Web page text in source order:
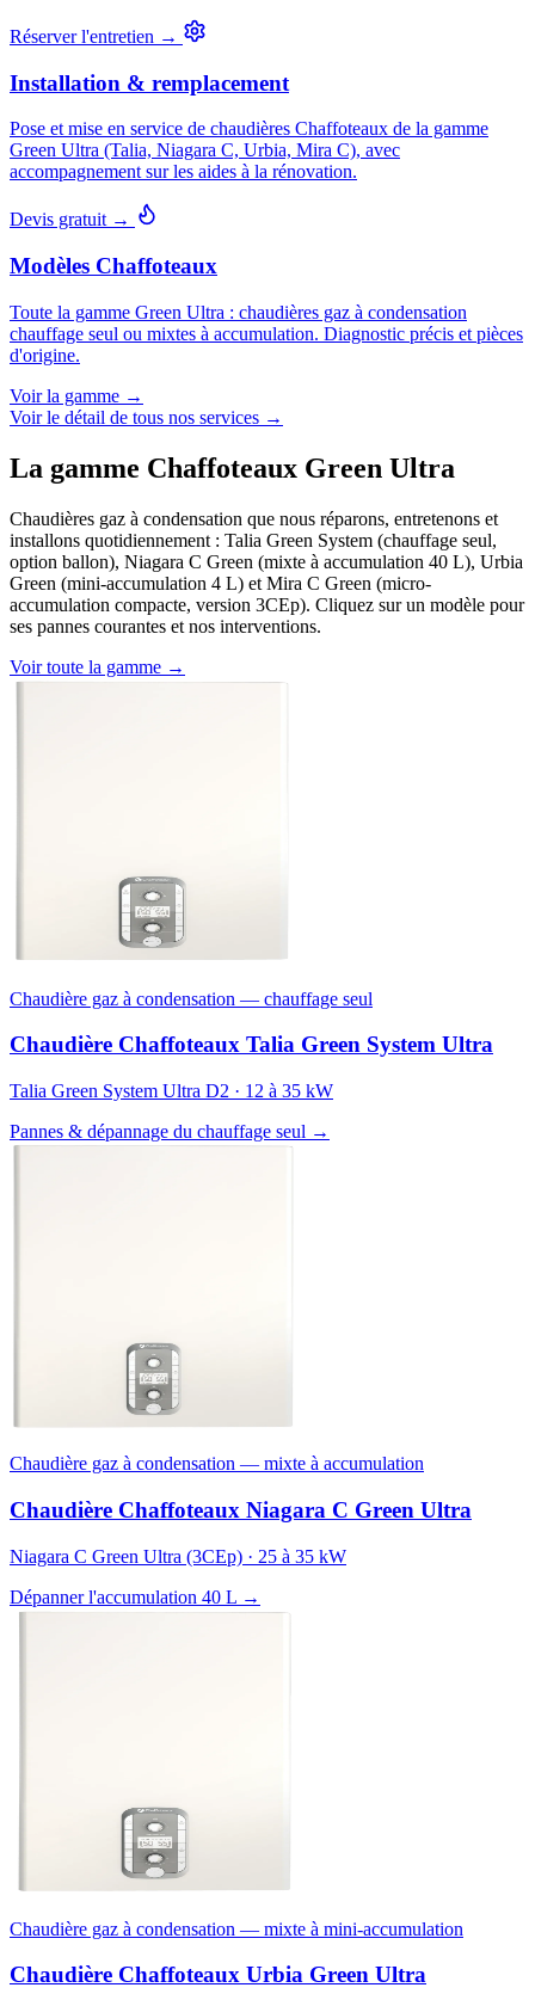
Réserver l'entretien →
Installation & remplacement
Pose et mise en service de chaudières Chaffoteaux de la gamme
Green Ultra (Talia, Niagara C, Urbia, Mira C), avec
accompagnement sur les aides à la rénovation.
Devis gratuit →
Modèles Chaffoteaux
Toute la gamme Green Ultra : chaudières gaz à condensation
chauffage seul ou mixtes à accumulation. Diagnostic précis et pièces
d'origine.
Voir la gamme →
Voir le détail de tous nos services →
La gamme Chaffoteaux Green Ultra
Chaudières gaz à condensation que nous réparons, entretenons et
installons quotidiennement : Talia Green System (chauffage seul,
option ballon), Niagara C Green (mixte à accumulation 40 L), Urbia
Green (mini-accumulation 4 L) et Mira C Green (micro-
accumulation compacte, version 3CEp). Cliquez sur un modèle pour
ses pannes courantes et nos interventions.
Voir toute la gamme →
Chaudière gaz à condensation — chauffage seul
Chaudière Chaffoteaux Talia Green System Ultra
Talia Green System Ultra D2 · 12 à 35 kW
Pannes & dépannage du chauffage seul →
Chaudière gaz à condensation — mixte à accumulation
Chaudière Chaffoteaux Niagara C Green Ultra
Niagara C Green Ultra (3CEp) · 25 à 35 kW
Dépanner l'accumulation 40 L →
Chaudière gaz à condensation — mixte à mini-accumulation
Chaudière Chaffoteaux Urbia Green Ultra